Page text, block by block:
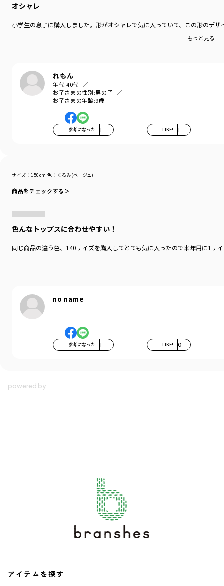
オシャレ
小学生の息子に購入しました。形がオシャレで気に入っていて、この形のデ
もっと見る…
れもん
年代:40代
お子さまの性別:男の子
お子さまの年齢:9歳
参考になった 1 LIKE! 1
サイズ：150cm 色：くるみ(ベージュ)
商品をチェックする＞
色んなトップスに合わせやすい！
同じ商品の違う色、140サイズを購入してとても気に入ったので来年用に1サ
no name
参考になった 1 LIKE! 0
アイテムを探す